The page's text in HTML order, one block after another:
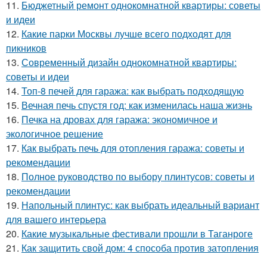
11. Бюджетный ремонт однокомнатной квартиры: советы
и идеи
12. Какие парки Москвы лучше всего подходят для
пикников
13. Современный дизайн однокомнатной квартиры:
советы и идеи
14. Топ-8 печей для гаража: как выбрать подходящую
15. Вечная печь спустя год: как изменилась наша жизнь
16. Печка на дровах для гаража: экономичное и
экологичное решение
17. Как выбрать печь для отопления гаража: советы и
рекомендации
18. Полное руководство по выбору плинтусов: советы и
рекомендации
19. Напольный плинтус: как выбрать идеальный вариант
для вашего интерьера
20. Какие музыкальные фестивали прошли в Таганроге
21. Как защитить свой дом: 4 способа против затопления